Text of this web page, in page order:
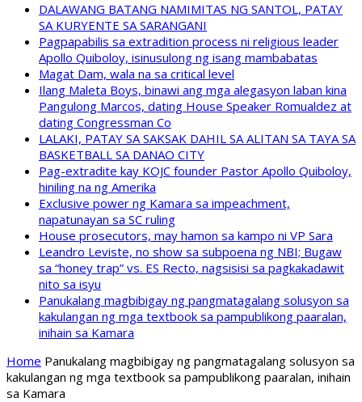
DALAWANG BATANG NAMIMITAS NG SANTOL, PATAY
SA KURYENTE SA SARANGANI
Pagpapabilis sa extradition process ni religious leader
Apollo Quiboloy, isinusulong ng isang mambabatas
Magat Dam, wala na sa critical level
Ilang Maleta Boys, binawi ang mga alegasyon laban kina
Pangulong Marcos, dating House Speaker Romualdez at
dating Congressman Co
LALAKI, PATAY SA SAKSAK DAHIL SA ALITAN SA TAYA SA
BASKETBALL SA DANAO CITY
Pag-extradite kay KOJC founder Pastor Apollo Quiboloy,
hiniling na ng Amerika
Exclusive power ng Kamara sa impeachment,
napatunayan sa SC ruling
House prosecutors, may hamon sa kampo ni VP Sara
Leandro Leviste, no show sa subpoena ng NBI; Bugaw
sa “honey trap” vs. ES Recto, nagsisisi sa pagkakadawit
nito sa isyu
Panukalang magbibigay ng pangmatagalang solusyon sa
kakulangan ng mga textbook sa pampublikong paaralan,
inihain sa Kamara
Home Panukalang magbibigay ng pangmatagalang solusyon sa
kakulangan ng mga textbook sa pampublikong paaralan, inihain
sa Kamara